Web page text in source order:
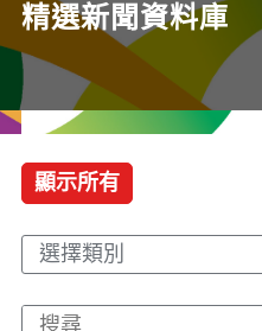
精選新聞資料庫
顯示所有
選擇類別